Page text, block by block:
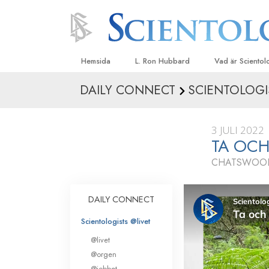
Hemsida L. Ron Hubbard Vad är
Trossatser och
Vad
Scientology
Träffa en
Inne i en Kyrka
Scientologys
En introduktion
Kärlek och hat –
Vad är storhet?
DAILY CONNECT
3 JULI 2022
TA
DAILY CONNECT
Scientologists @livet
@livet
@orgen